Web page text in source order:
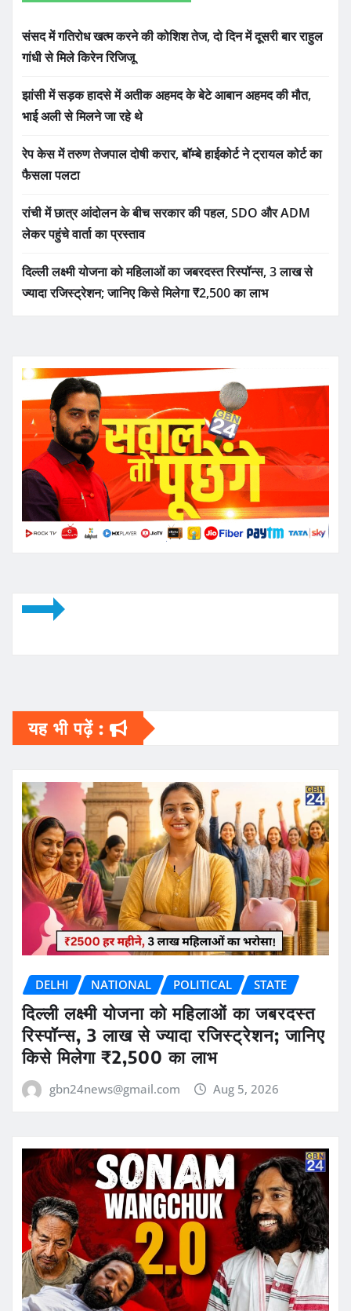
संसद में गतिरोध खत्म करने की कोशिश तेज, दो दिन में दूसरी बार राहुल
गांधी से मिले किरेन रिजिजू
झांसी में सड़क हादसे में अतीक अहमद के बेटे आबान अहमद की मौत,
भाई अली से मिलने जा रहे थे
रेप केस में तरुण तेजपाल दोषी करार, बॉम्बे हाईकोर्ट ने ट्रायल कोर्ट का
फैसला पलटा
रांची में छात्र आंदोलन के बीच सरकार की पहल, SDO और ADM
लेकर पहुंचे वार्ता का प्रस्ताव
दिल्ली लक्ष्मी योजना को महिलाओं का जबरदस्त रिस्पॉन्स, 3 लाख से
ज्यादा रजिस्ट्रेशन; जानिए किसे मिलेगा ₹2,500 का लाभ
यह भी पढ़ें :
DELHI NATIONAL POLITICAL STATE
दिल्ली लक्ष्मी योजना को महिलाओं का जबरदस्त
रिस्पॉन्स, 3 लाख से ज्यादा रजिस्ट्रेशन; जानिए
किसे मिलेगा ₹2,500 का लाभ
gbn24news@gmail.com Aug 5, 2026